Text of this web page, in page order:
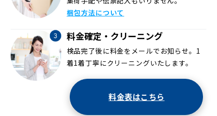
梱包方法について
料金確定・クリーニング
検品完了後に料金をメールでお知らせ。1
着1着丁寧にクリーニングいたします。
料金表はこちら